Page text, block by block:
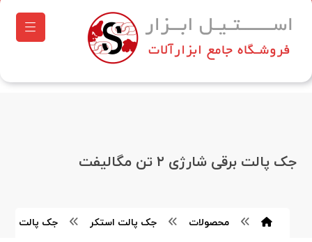
جک پالت برقی شارژی ۲ تن مگالیفت
محصولات جک پالت استکر جک پالت